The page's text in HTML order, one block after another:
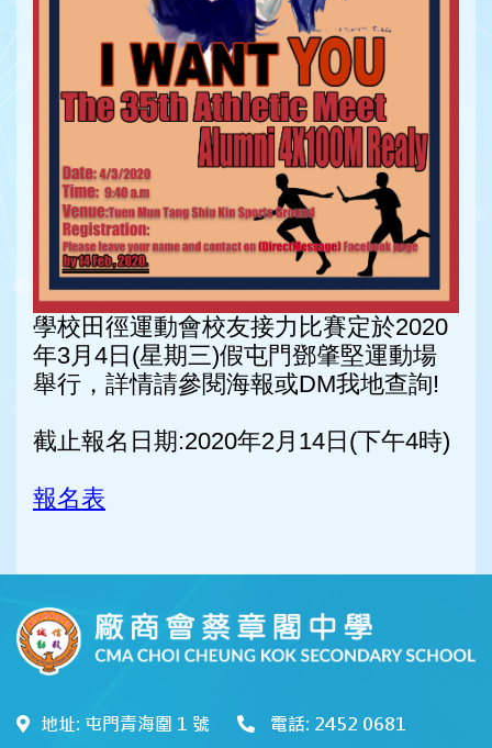
學校田徑運動會校友接力比賽定於2020
年3月4日(星期三)假屯門鄧肇堅運動場
舉行，詳情請參閱海報或DM我地查詢!
截止報名日期:2020年2月14日(下午4時)
報名表
地址: 屯門青海圍 1 號 電話: 2452 0681